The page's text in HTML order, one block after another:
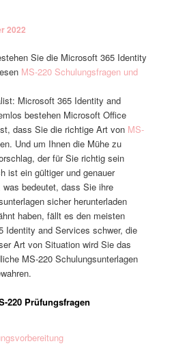
2022
Sie die Microsoft 365 Identity
MS-220 Schulungsfragen und
Microsoft 365 Identity and
bestehen Microsoft Office
dass Sie die richtige Art von MS-
Und um Ihnen die Mühe zu
der für Sie richtig sein
ist ein gültiger und genauer
bedeutet, dass Sie ihre
sicher herunterladen
haben, fällt es den meisten
Identity and Services schwer, die
Art von Situation wird Sie das
MS-220 Schulungsunterlagen
220 Prüfungsfragen